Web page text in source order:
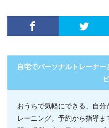
自宅でパーソナルトレーナ
おうちで気軽にできる、自分
レーニング。予約から指導